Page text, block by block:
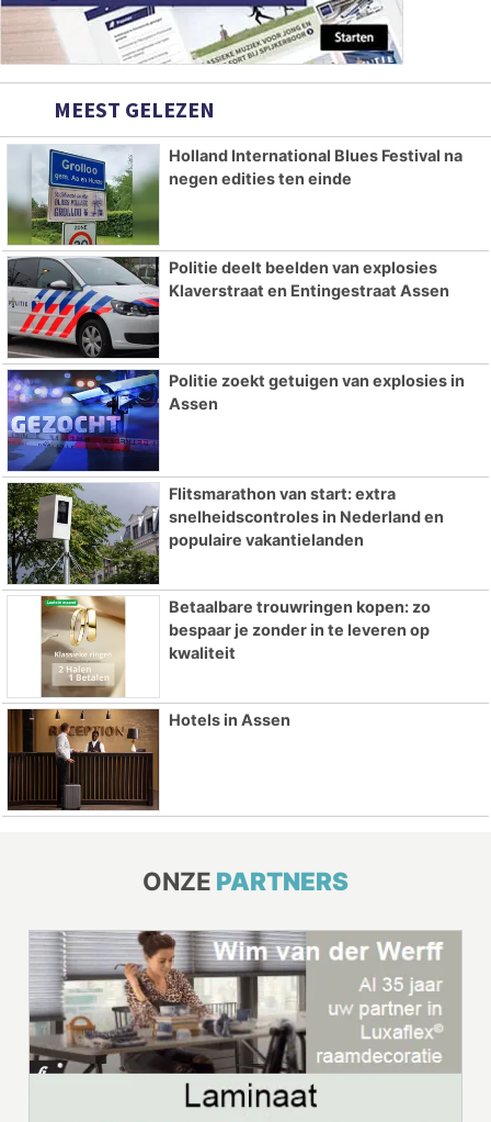
MEEST GELEZEN
Holland International Blues Festival na
negen edities ten einde
Politie deelt beelden van explosies
Klaverstraat en Entingestraat Assen
Politie zoekt getuigen van explosies in
Assen
Flitsmarathon van start: extra
snelheidscontroles in Nederland en
populaire vakantielanden
Betaalbare trouwringen kopen: zo
bespaar je zonder in te leveren op
kwaliteit
Hotels in Assen
ONZE PARTNERS